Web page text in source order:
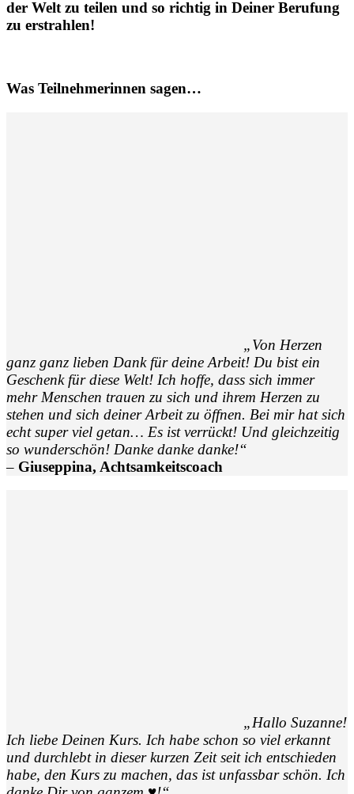
der Welt zu teilen und so richtig in Deiner Berufung
zu erstrahlen!
Was Teilnehmerinnen sagen…
„Von Herzen
ganz ganz lieben Dank für deine Arbeit! Du bist ein
Geschenk für diese Welt! Ich hoffe, dass sich immer
mehr Menschen trauen zu sich und ihrem Herzen zu
stehen und sich deiner Arbeit zu öffnen. Bei mir hat sich
echt super viel getan… Es ist verrückt! Und gleichzeitig
so wunderschön! Danke danke danke!“
– Giuseppina, Achtsamkeitscoach
„Hallo Suzanne!
Ich liebe Deinen Kurs. Ich habe schon so viel erkannt
und durchlebt in dieser kurzen Zeit seit ich entschieden
habe, den Kurs zu machen, das ist unfassbar schön. Ich